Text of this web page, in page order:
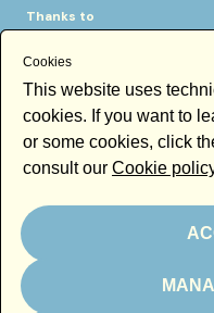
Thanks to
Newsletter
Email
Cookies
This website uses
cookies. If you want to
or some cookies, click
consult our Cookie